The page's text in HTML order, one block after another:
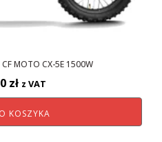
CF MOTO CX-5E 1500W
zł z VAT
KOSZYKA